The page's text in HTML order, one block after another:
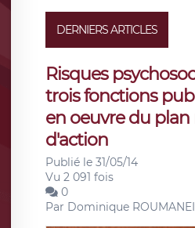
DERNIERS ARTICLES
Risques
trois fonctions
en oeuvre du plan
d'action
Publié le 31/05/14
Vu 2 091 fois
0
Par Dominique